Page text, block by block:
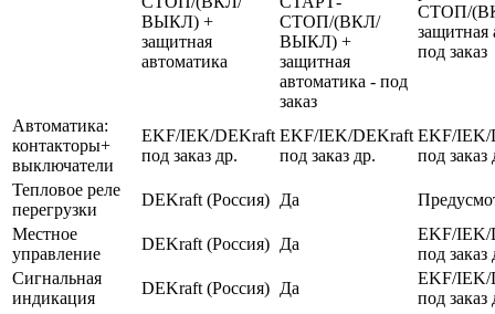
ВЫКЛ) +
защитная
автоматика
СТОП/(ВКЛ/
ВЫКЛ) +
защитная
автоматика - под
заказ
СТОП/
защитная
под заказ
Автоматика:
контакторы+
выключатели
EKF/IEK/DEKraft
под заказ др.
EKF/IEK/DEKraft
под заказ др.
EKF/IEK/
под заказ
Тепловое реле
перегрузки
DEKraft (Россия) Да
Местное
управление
DEKraft (Россия) Да
EKF/IEK/
под заказ
Сигнальная
индикация
DEKraft (Россия) Да
EKF/IEK/
под заказ